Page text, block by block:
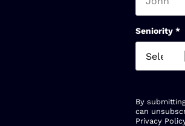
Seniority *
By
can
Privacy